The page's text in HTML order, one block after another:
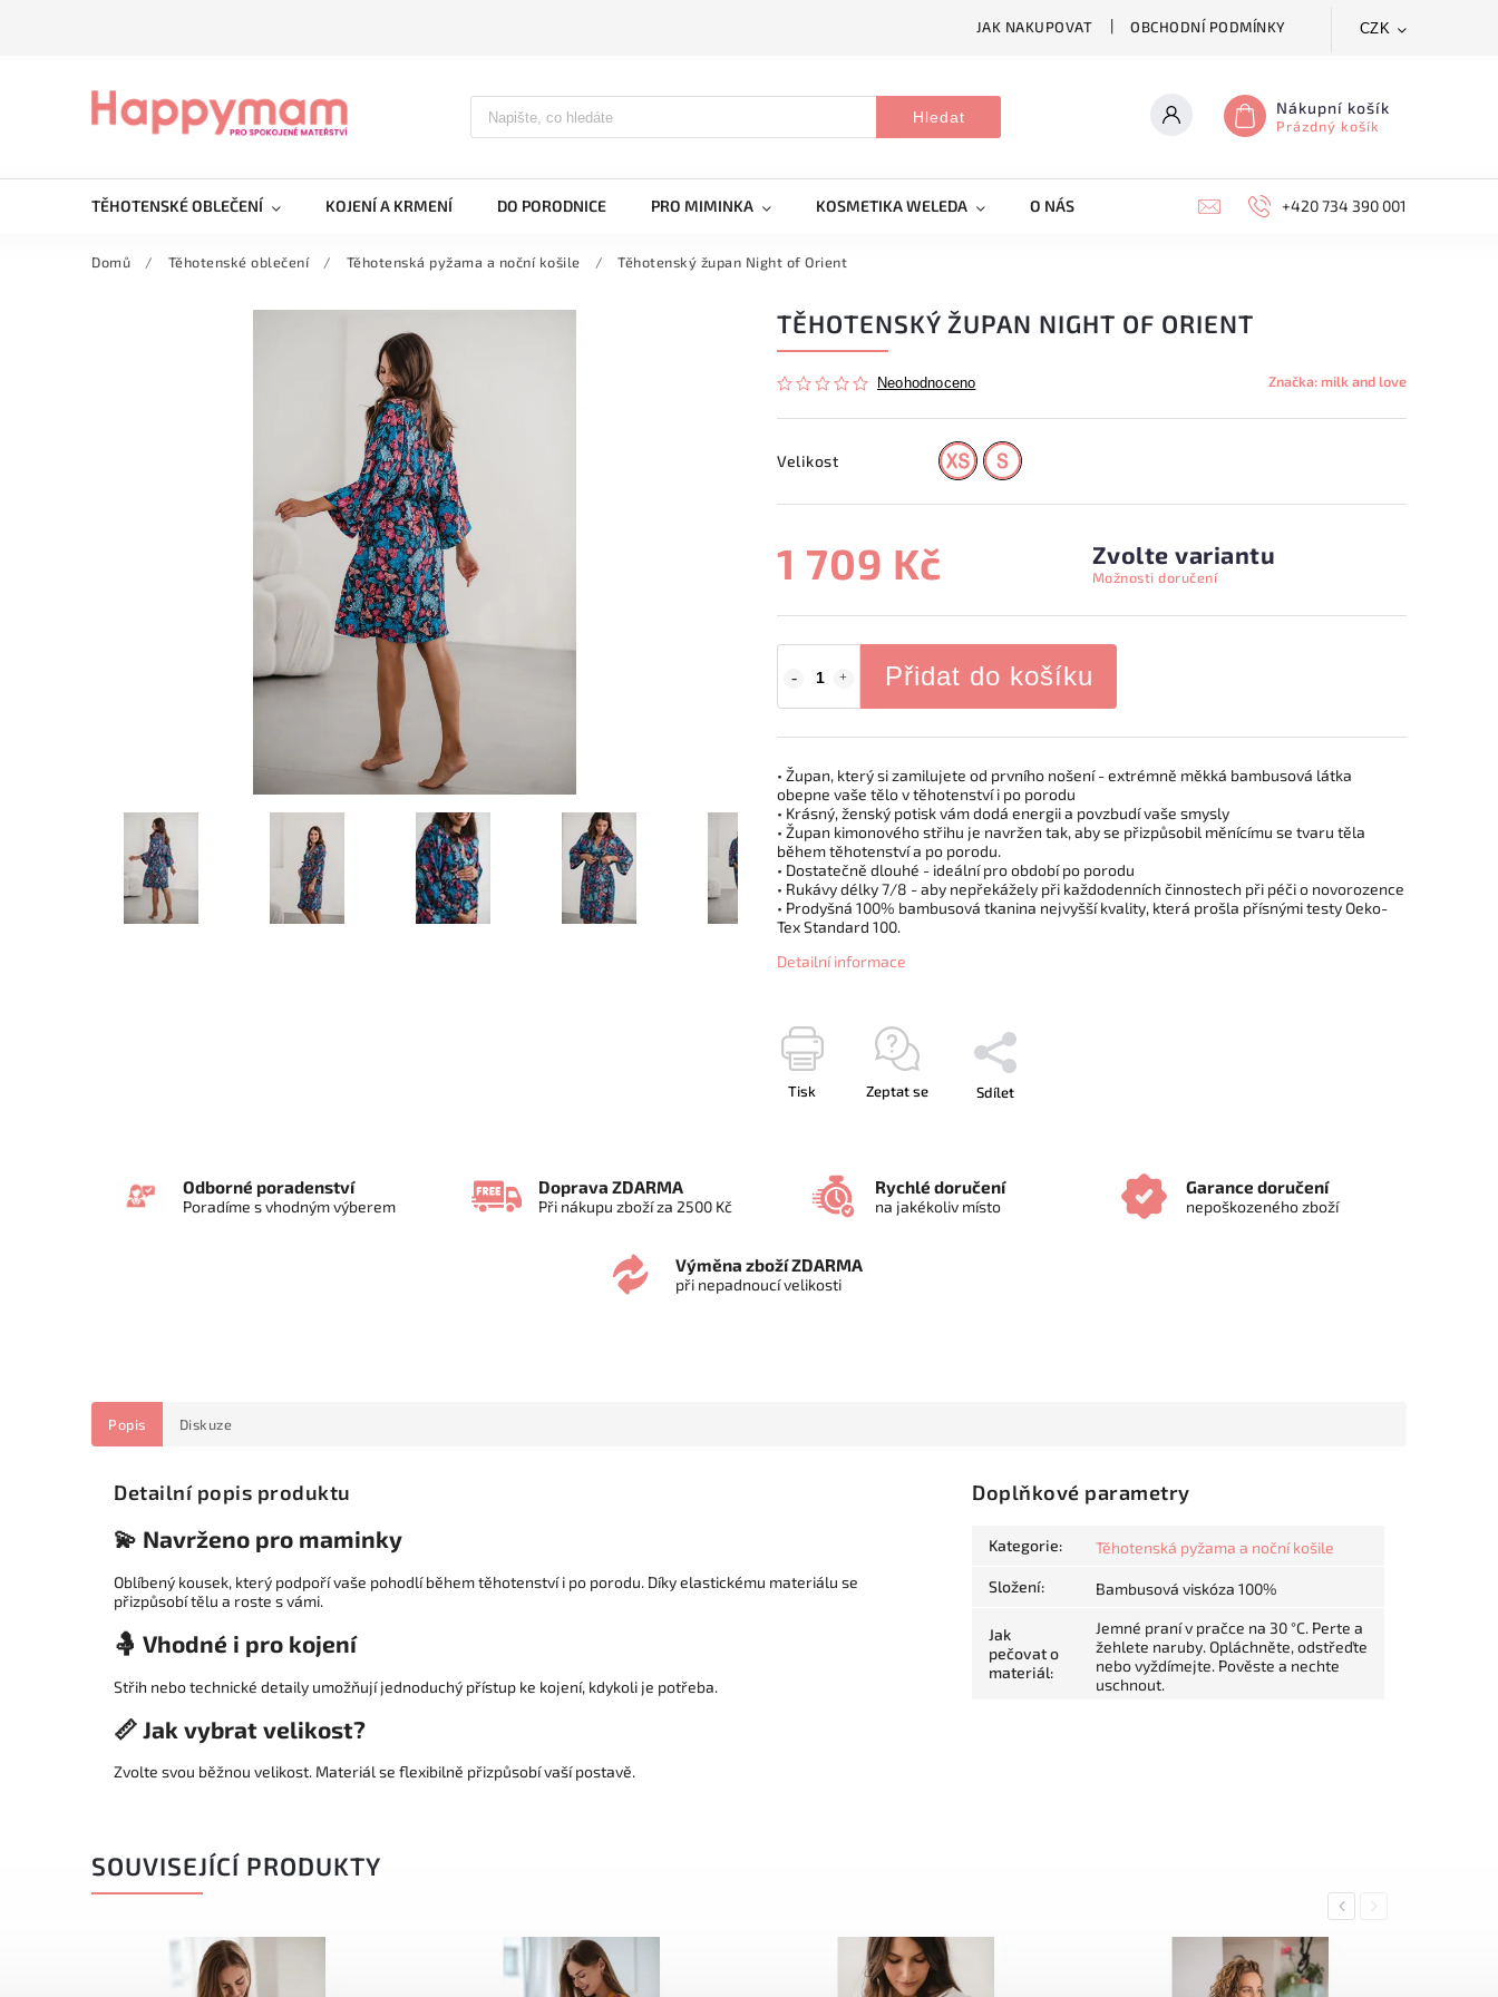
JAK NAKUPOVAT OBCHODNÍ PODMÍNKY CZK
Hledat Nákupní košík
Prázdný košík
TĚHOTENSKÉ OBLEČENÍ KOJENÍ A KRMENÍ DO PORODNICE PRO MIMINKA KOSMETIKA WELEDA O NÁS +420 734 390 001
Domů / Těhotenské oblečení / Těhotenská pyžama a noční košile / Těhotenský župan Night of Orient
TĚHOTENSKÝ ŽUPAN NIGHT OF ORIENT
Neohodnoceno Značka: milk and love
Velikost
1 709 Kč Zvolte variantu
Možnosti doručení
Přidat do košíku
• Župan, který si zamilujete od prvního nošení - extrémně měkká bambusová látka
obepne vaše tělo v těhotenství i po porodu
• Krásný, ženský potisk vám dodá energii a povzbudí vaše smysly
• Župan kimonového střihu je navržen tak, aby se přizpůsobil měnícímu se tvaru těla
během těhotenství a po porodu.
• Dostatečně dlouhé - ideální pro období po porodu
• Rukávy délky 7/8 - aby nepřekážely při každodenních činnostech při péči o novorozence
• Prodyšná 100% bambusová tkanina nejvyšší kvality, která prošla přísnými testy Oeko-
Tex Standard 100.
Detailní informace
Tisk Zeptat se Sdílet
Odborné poradenství
Poradíme s vhodným výberem
Doprava ZDARMA
Při nákupu zboží za 2500 Kč
Rychlé doručení
na jakékoliv místo
Garance doručení
nepoškozeného zboží
Výměna zboží ZDARMA
při nepadnoucí velikosti
Popis Diskuze
Detailní popis produktu
💫 Navrženo pro maminky
Oblíbený kousek, který podpoří vaše pohodlí během těhotenství i po porodu. Díky elastickému materiálu se
přizpůsobí tělu a roste s vámi.
🤱 Vhodné i pro kojení
Střih nebo technické detaily umožňují jednoduchý přístup ke kojení, kdykoli je potřeba.
📏 Jak vybrat velikost?
Zvolte svou běžnou velikost. Materiál se flexibilně přizpůsobí vaší postavě.
Doplňkové parametry
Kategorie: Těhotenská pyžama a noční košile
Složení: Bambusová viskóza 100%
Jak
pečovat o
materiál:
Jemné praní v pračce na 30 °C. Perte a
žehlete naruby. Opláchněte, odstřeďte
nebo vyždímejte. Pověste a nechte
uschnout.
SOUVISEJÍCÍ PRODUKTY
PreviousNext